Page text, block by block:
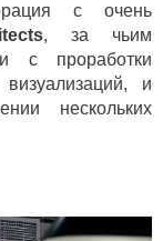
с очень
, за чьим
с проработки
и
нескольких